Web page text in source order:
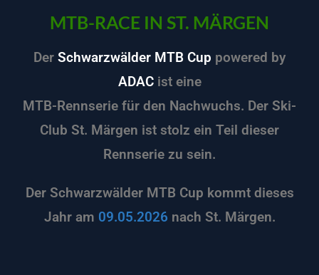
MTB-RACE IN ST. MÄRGEN
Der Schwarzwälder MTB Cup powered by
ADACist eine
MTB-Rennserie für den Nachwuchs. Der Ski-
Club St. Märgen ist stolz ein Teil dieser
Rennserie zu sein.
Der Schwarzwälder MTB Cup kommt dieses
Jahr am 09.05.2026 nach St. Märgen.